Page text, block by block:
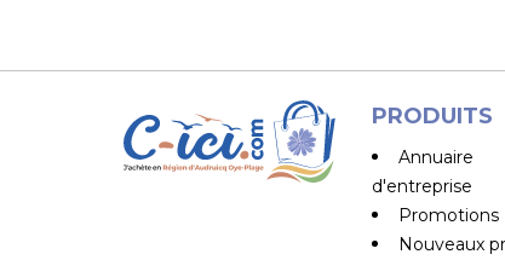
PRODUITS
Annuaire
d'entreprise
Promotions
Nouveaux